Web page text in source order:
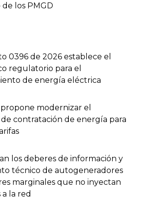
los PMGD
0396 de 2026 establece el
regulatorio para el
de energía eléctrica
propone modernizar el
contratación de energía para
los deberes de información y
técnico de autogeneradores
marginales que no inyectan
la red